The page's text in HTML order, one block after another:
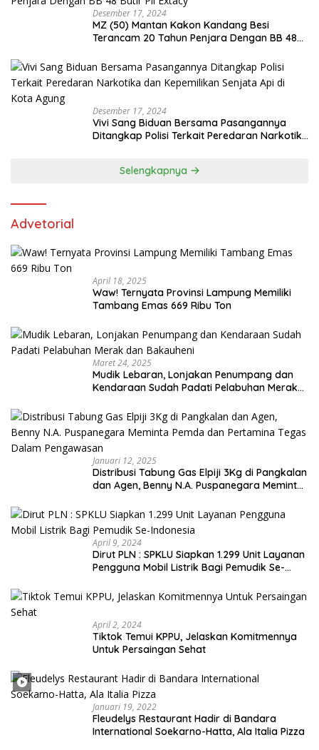
Desember 17, 2024
MZ (50) Mantan Kakon Kandang Besi
Terancam 20 Tahun Penjara Dengan BB 48
Desember 17, 2024
Vivi Sang Biduan Bersama Pasangannya
Ditangkap Polisi Terkait Peredaran Narkotika
Selengkapnya
Advetorial
April 18, 2025
Waw! Ternyata Provinsi Lampung Memiliki
Tambang Emas 669 Ribu Ton
Maret 24, 2025
Mudik Lebaran, Lonjakan Penumpang dan
Kendaraan Sudah Padati Pelabuhan Merak
Januari 12, 2025
Distribusi Tabung Gas Elpiji 3Kg di Pangkalan
dan Agen, Benny N.A. Puspanegara Meminta
Pengawasan
April 9, 2024
Dirut PLN : SPKLU Siapkan 1.299 Unit Layanan
Pengguna Mobil Listrik Bagi Pemudik Se-
April 2, 2024
Tiktok Temui KPPU, Jelaskan Komitmennya
Untuk Persaingan Sehat
Januari 19, 2022
Fleudelys Restaurant Hadir di Bandara
International Soekarno-Hatta, Ala Italia Pizza